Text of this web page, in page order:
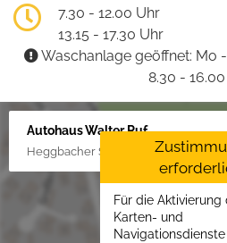
7.30 - 12.00 Uhr
13.15 - 17.30 Uhr
Waschanlage geöffnet: Mo -
8.30 -
Autohaus Walter Ruf
Heggbacher Straße 25, 88477
Für die Aktivierung
Karten- und